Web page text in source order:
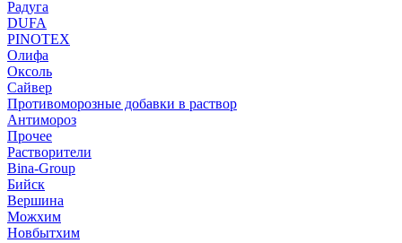
Радуга
DUFA
PINOTEX
Олифа
Оксоль
Сайвер
Противоморозные добавки в раствор
Антимороз
Прочее
Растворители
Bina-Group
Бийск
Вершина
Можхим
Новбытхим